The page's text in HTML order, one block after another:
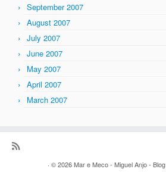
September 2007
August 2007
July 2007
June 2007
May 2007
April 2007
March 2007
· © 2026Mar e Meco - Miguel Anjo - Blog